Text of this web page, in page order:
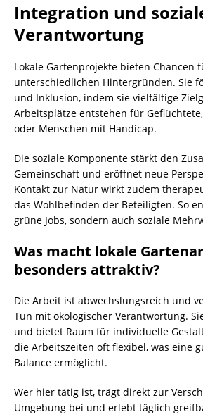
Integration und
Verantwortung
Lokale Gartenprojekte bieten Chancen
unterschiedlichen Hintergründen. Sie
und Inklusion, indem sie vielfältige
Arbeitsplätze entstehen für
oder Menschen mit Handicap.
Die soziale Komponente stärkt den
Gemeinschaft und eröffnet neue
Kontakt zur Natur wirkt zudem
das Wohlbefinden der Beteiligten. So
grüne Jobs, sondern auch soziale
Was macht lokale
besonders attraktiv?
Die Arbeit ist abwechslungsreich und
Tun mit ökologischer Verantwortung.
und bietet Raum für individuelle
die Arbeitszeiten oft flexibel, was eine
Balance ermöglicht.
Wer hier tätig ist, trägt direkt zur
Umgebung bei und erlebt täglich